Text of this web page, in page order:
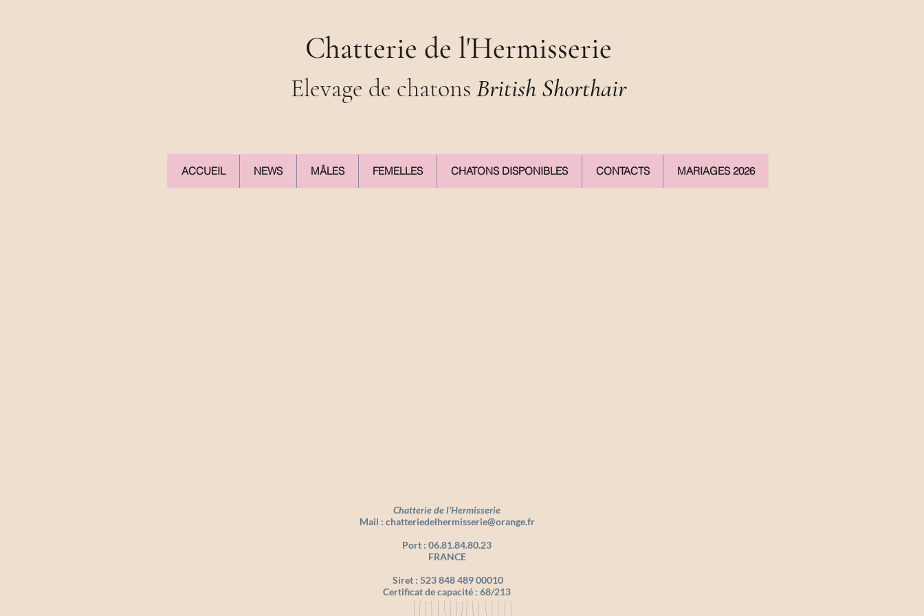
Chatterie de l'Hermisserie
Elevage de chatons British Shorthair
ACCUEIL NEWS MÂLES FEMELLES CHATONS DISPONIBLES CONTACTS MARIAGES 2026
Chatterie de l'Hermisserie
Mail : chatteriedelhermisserie@orange.fr
Port : 06.81.84.80.23
FRANCE
Siret : 523 848 489 00010
Certificat de capacité : 68/213